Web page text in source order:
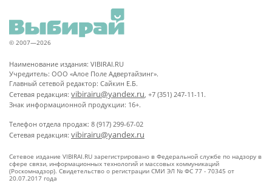
© 2007—2026
Наименование издания: VIBIRAI.RU
Учредитель: ООО «Алое Поле Адвертайзинг».
Главный сетевой редактор: Сайкин Е.Б.
Сетевая редакция: vibirairu@yandex.ru, +7 (351) 247-11-11.
Знак информационной продукции: 16+.
Телефон отдела продаж: 8 (917) 299-67-02
Сетевая редакция: vibirairu@yandex.ru
Сетевое издание VIBIRAI.RU зарегистрировано в Федеральной службе по надзору в
сфере связи, информационных технологий и массовых коммуникаций
(Роскомнадзор). Свидетельство о регистрации СМИ ЭЛ № ФС 77 - 70345 от
20.07.2017 года